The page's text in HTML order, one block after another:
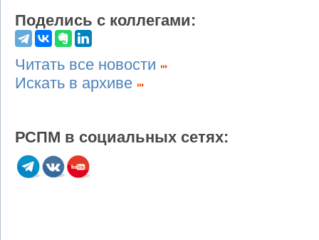
Поделись с коллегами:
Читать все новости
Искать в архиве
РСПМ в социальных сетях: